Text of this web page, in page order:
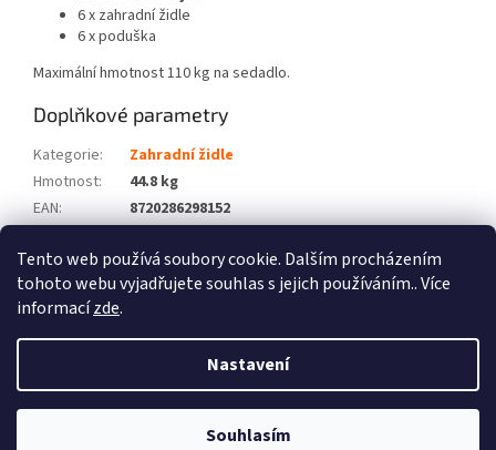
Tento web používá soubory cookie. Dalším procházením
tohoto webu vyjadřujete souhlas s jejich používáním.. Více
informacízde.
Nastavení
Souhlasím
6 x zahradní židle
6 x poduška
Maximální hmotnost 110 kg na sedadlo.
Doplňkové parametry
Kategorie:
Zahradní židle
Hmotnost:
44.8 kg
EAN:
8720286298152
Počet balíků: 4
Vytvořil Shoptet
Zboží XL. Všechna práva vyhrazena.